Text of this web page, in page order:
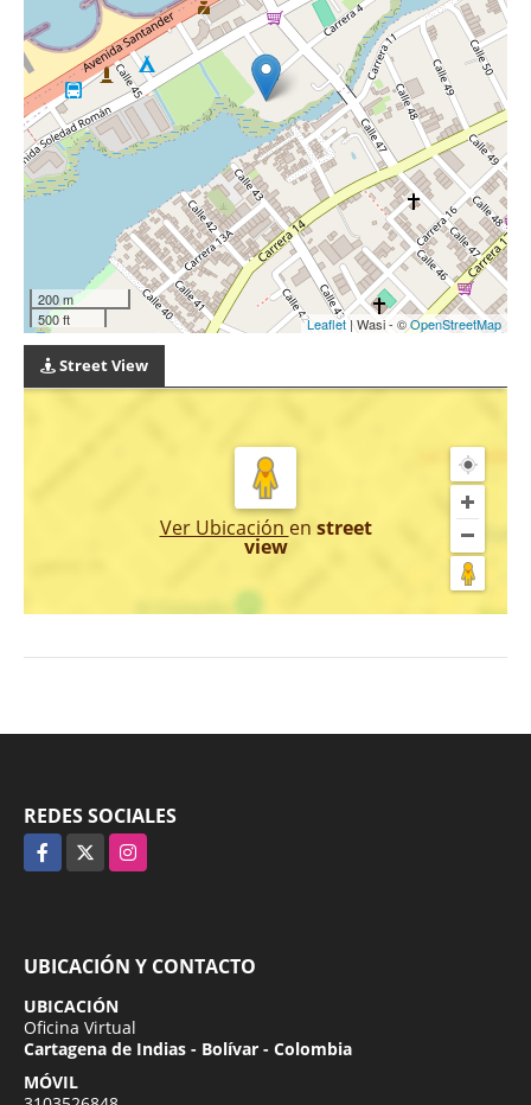
200 m
500 ft
Leaflet| Wasi - ©OpenStreetMap
Street View
Ver Ubicación en street
view
REDES SOCIALES
Facebook Instagram
UBICACIÓN Y CONTACTO
UBICACIÓN
Oficina Virtual
Cartagena de Indias - Bolívar - Colombia
MÓVIL